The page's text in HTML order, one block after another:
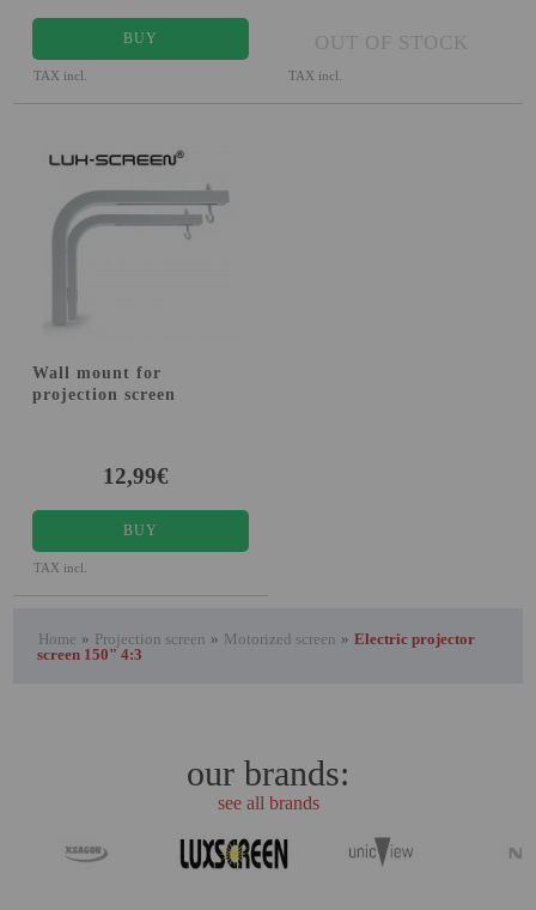
BUY
TAX incl.
OUT OF STOCK
TAX incl.
Wall mount for
projection screen
12,99€
BUY
TAX incl.
Home » Projection screen » Motorized screen » Electric projector
screen 150" 4:3
our brands:
see all brands